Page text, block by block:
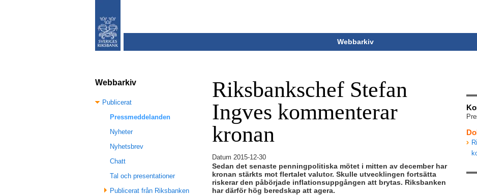
Webbarkiv
Riksbankschef Stefan
Ingves kommenterar
kronan
Datum 2015-12-30
Sedan det senaste penningpolitiska mötet i mitten av december har
kronan stärkts mot flertalet valutor. Skulle utvecklingen fortsätta
riskerar den påbörjade inflationsuppgången att brytas. Riksbanken
har därför hög beredskap att agera.
Webbarkiv
Publicerat
Pressmeddelanden
Nyheter
Nyhetsbrev
Chatt
Tal och presentationer
Publicerat från Riksbanken